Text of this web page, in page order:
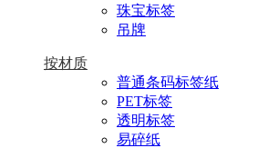
珠宝标签
吊牌
按材质
普通条码标签纸
PET标签
透明标签
易碎纸